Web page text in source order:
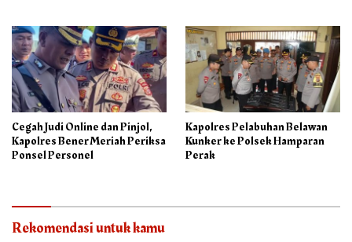
Cegah Judi Online dan Pinjol,
Kapolres Bener Meriah Periksa
Ponsel Personel
Kapolres Pelabuhan Belawan
Kunker ke Polsek Hamparan
Perak
Rekomendasi untuk kamu